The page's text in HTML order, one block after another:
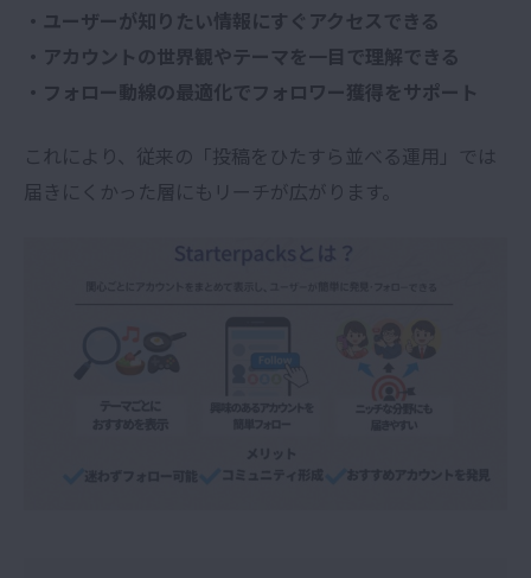
・ユーザーが知りたい情報にすぐアクセスできる
・アカウントの世界観やテーマを一目で理解できる
・フォロー動線の最適化でフォロワー獲得をサポート
これにより、従来の「投稿をひたすら並べる運用」では
届きにくかった層にもリーチが広がります。